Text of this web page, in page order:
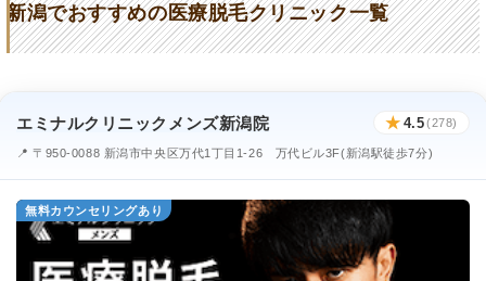
しむら皮膚科クリニック ★3.4 / 5（320件）
やまもと形成外科クリニック ★3.0 / 5（42件）
エールホームクリニック長岡
中村皮ふ科クリニック ★2.9 / 5（63件）
新潟でおすすめの医療脱毛クリニック一覧
エミナルクリニックメンズ新潟院 ★ 4.5(278)
📍 〒950-0088 新潟市中央区万代1丁目1-26 万代ビル3F(新潟駅徒歩7分)
無料カウンセリングあり